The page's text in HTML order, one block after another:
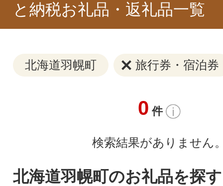
と納税お礼品・返礼品一覧
北海道羽幌町 旅行券・宿泊券
0 件
検索結果がありません
北海道羽幌町のお礼品を探す